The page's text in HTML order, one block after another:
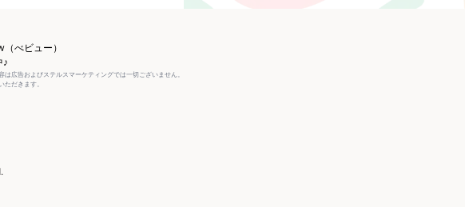
べビュー）
♪
広告およびステルスマーケティングでは一切ございません。
だきます。